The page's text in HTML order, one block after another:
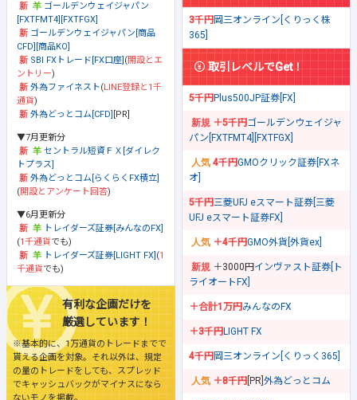
ゴールデンウェイジャパン
[FXTFMT4][FXTFGX]
ゴールデンウェイジャパン[商品
CFD][商品KO]
SBI FXトレード[FX口座] (開設とエ
ントリー)
外為ファイネスト(LINE登録と1千
通貨)
外為どっとコム[CFD] [PR]
▼7月更新分
セントラル短資ＦＸ[ダイレク
トプラス]
外為どっとコム[らくらくFX積立]
(開設とアンケート回答)
▼6月更新分
トレイダーズ証券[みんなのFX]
(1千通貨でも)
トレイダーズ証券[LIGHT FX] (1
千通貨でも)
有利な企画だけを
厳選しています！
※基本的に、1万通貨のトレードまでで
貰える企画を対象。それ以外は、規定
の量のトレードをしても、スプレッド
でキャッシュバックがマイナスになら
3千円岡三オンライン[くりっく株
365]
取引レベルでGet！
5千円Plus500JP証券[FX]
＋5千円ゴールデンウェイジャ
パン[FXTFMT4][FXTFGX]
4千円GMOクリック証券[FXネ
オ]
5千円三菱UFJ eスマート証券[三菱
UFJ eスマート証券FX]
＋4千円GMO外貨[外貨ex]
＋3000円 インヴァスト証券[ト
ライオートFX]
＋合計1万円みんなのFX
＋3千円LIGHT FX
4千円岡三オンライン[くりっく365]
＋8千円 [PR] 外為どっとコム